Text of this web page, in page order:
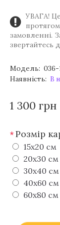
УВАГА!
замовленні.
звертайтесь
Модель: 036-
Наявність: В
1 300 грн
*Розмір
15х20 см
20х30
30х40 см
40х60
60х80